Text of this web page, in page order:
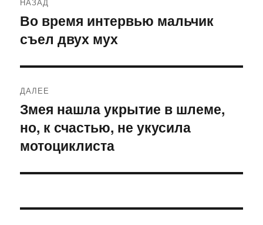
по
записям
Предыдущая
запись:
Во время интервью мальчик
съел двух мух
ДАЛЕЕ
Следующая
запись:
Змея нашла укрытие в шлеме,
но, к счастью, не укусила
мотоциклиста